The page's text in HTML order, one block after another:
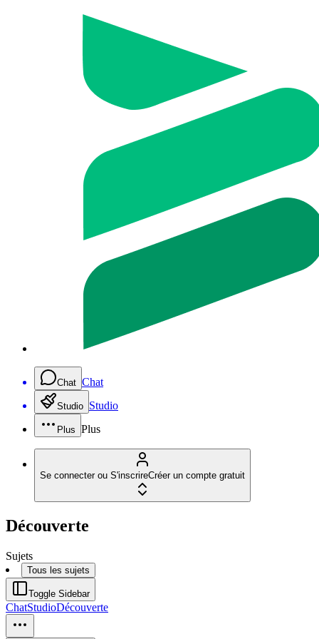
Chat Chat
Studio Studio
Plus Plus
Se connecter ou S'inscrireCréer un compte gratuit
Découverte
Sujets
Tous les sujets
Toggle Sidebar
ChatStudioDécouverte